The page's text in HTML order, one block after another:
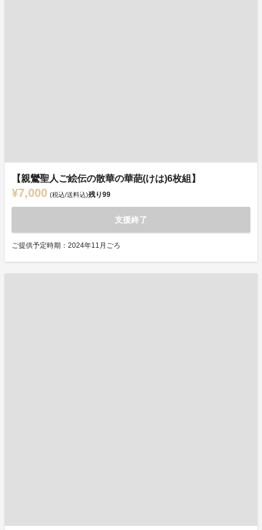
【親鸞聖人ご絵伝の散華の華葩(けは)6枚組】
¥7,000 (税込/送料込)残り99
支援終了
ご提供予定時期：2024年11月ごろ